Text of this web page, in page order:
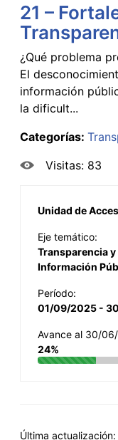
21 –
¿Qué problema
El
información
la dificult...
Categorías:
Visitas: 83
Unidad de
Eje temático:
Transparencia y
Información
Período:
01/09/2025 -
Avance al 30/
24%
Última actualización: